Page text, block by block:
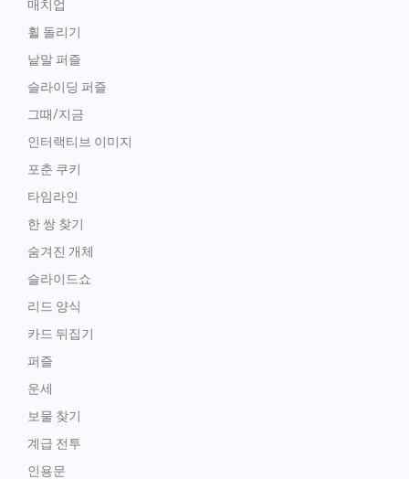
매치업
휠 돌리기
낱말 퍼즐
슬라이딩 퍼즐
그때/지금
인터랙티브 이미지
포춘 쿠키
타임라인
한 쌍 찾기
숨겨진 개체
슬라이드쇼
리드 양식
카드 뒤집기
퍼즐
운세
보물 찾기
계급 전투
인용문